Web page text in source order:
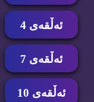
ئه‌ڵقه‌ی 4
ئه‌ڵقه‌ی 7
ئه‌ڵقه‌ی 10